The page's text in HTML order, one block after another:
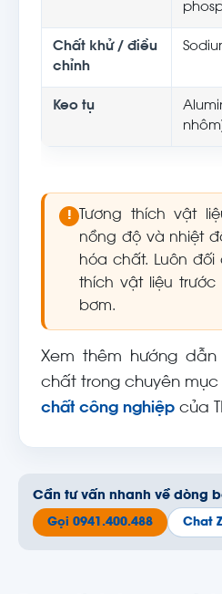
Chất khử / điều
chỉnh
Keo tụ
!
Tương thích vật
nồng độ và nhiệt
hóa chất. Luôn
thích vật liệu
bơm.
Xem thêm hướng
chất trong chuyên mục
chất công nghiệp của
Cần tư vấn nhanh về dòng
Gọi 0941.400.488 Chat